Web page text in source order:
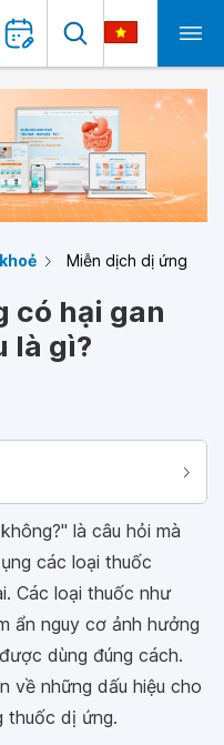
Miễn dịch dị ứng
có hại gan
là gì?
là câu hỏi mà
các loại thuốc
Các loại thuốc như
ẩn nguy cơ ảnh hưởng
dùng đúng cách.
về những dấu hiệu cho
thuốc dị ứng.